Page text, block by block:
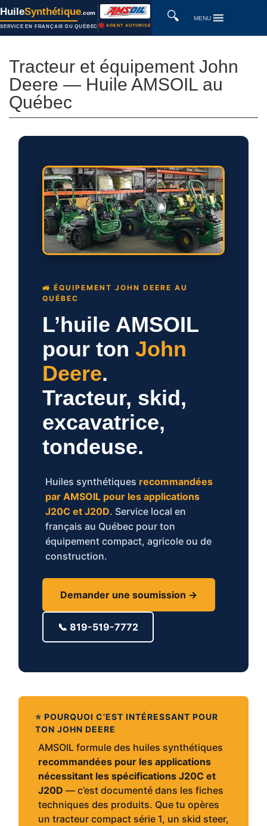
HuileSynthétique .com
SERVICE EN FRANÇAIS DU QUÉBEC AGENT AUTORISÉ
🔍 MENU
Tracteur et équipement John
Deere — Huile AMSOIL au
Québec
🚜 ÉQUIPEMENT JOHN DEERE AU
QUÉBEC
L’huile AMSOIL
pour ton John
Deere.
Tracteur, skid,
excavatrice,
tondeuse.
Huiles synthétiques recommandées
par AMSOIL pour les applications
J20C et J20D. Service local en
français au Québec pour ton
équipement compact, agricole ou de
construction.
Demander une soumission →
📞 819-519-7772
⭐ POURQUOI C’EST INTÉRESSANT POUR
TON JOHN DEERE
AMSOIL formule des huiles synthétiques
recommandées pour les applications
nécessitant les spécifications J20C et
J20D — c’est documenté dans les fiches
techniques des produits. Que tu opères
un tracteur compact série 1, un skid steer,